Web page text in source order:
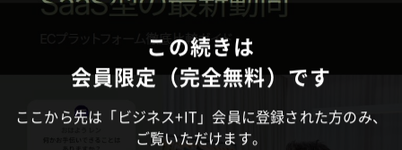
この続きは
会員限定（完全無料）です
ここから先は「ビジネス+IT」会員に登録された方のみ、
ご覧いただけます。